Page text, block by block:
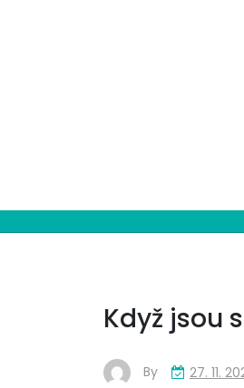
Když jsou
By 27. 11.